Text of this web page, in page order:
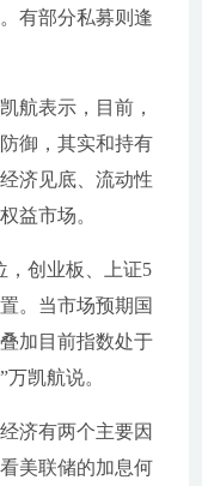
有部分私募则逢
航表示，目前，
御，其实和持有
济见底、流动性
益市场。
，创业板、上证5
。当市场预期国
加目前指数处于
凯航说。
济有两个主要因
美联储的加息何